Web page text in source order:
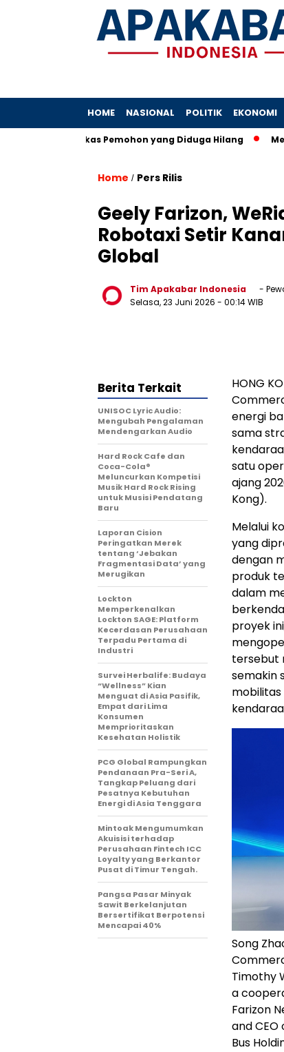
HOME NASIONAL POLITIK EKONOMI
Berkas Pemohon yang Diduga Hilang
Home / Pers Rilis
Geely Farizon,
Robotaxi Setir
Global
Tim Apakabar Indonesia
-
Selasa, 23 Juni 2026 - 00:14 WIB
HONG
energi
sama
satu
ajang
Kong).
Melalui
yang
dengan
produk
dalam
proyek
tersebut
semakin
Song
Timothy
a
Farizon
and
Bus
Berita Terkait
UNISOC Lyric Audio:
Mengubah Pengalaman
Mendengarkan Audio
Hard Rock Cafe dan
Coca-Cola®
Meluncurkan Kompetisi
Musik Hard Rock Rising
untuk Musisi Pendatang
Baru
Laporan Cision
Peringatkan Merek
tentang ‘Jebakan
Fragmentasi Data’ yang
Merugikan
Lockton
Memperkenalkan
Lockton SAGE: Platform
Kecerdasan Perusahaan
Terpadu Pertama di
Industri
Survei Herbalife: Budaya
“Wellness” Kian
Menguat di Asia Pasifik,
Empat dari Lima
Konsumen
Memprioritaskan
Kesehatan Holistik
PCG Global Rampungkan
Pendanaan Pra-Seri A,
Tangkap Peluang dari
Pesatnya Kebutuhan
Energi di Asia Tenggara
Mintoak Mengumumkan
Akuisisi terhadap
Perusahaan Fintech ICC
Loyalty yang Berkantor
Pusat di Timur Tengah.
Pangsa Pasar Minyak
Sawit Berkelanjutan
Bersertifikat Berpotensi
Mencapai 40%